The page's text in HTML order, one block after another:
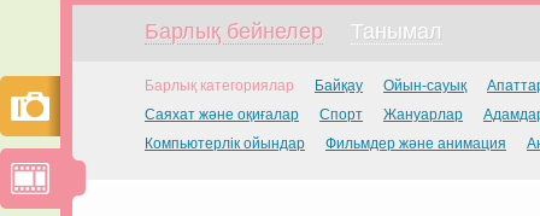
Барлық бейнелер Танымал
Барлық категориялар Байқау Ойын-сауық
Саяхат және оқиғалар
Спорт Жануарлар
Компьютерлік ойындар
Фильмдер және анимация